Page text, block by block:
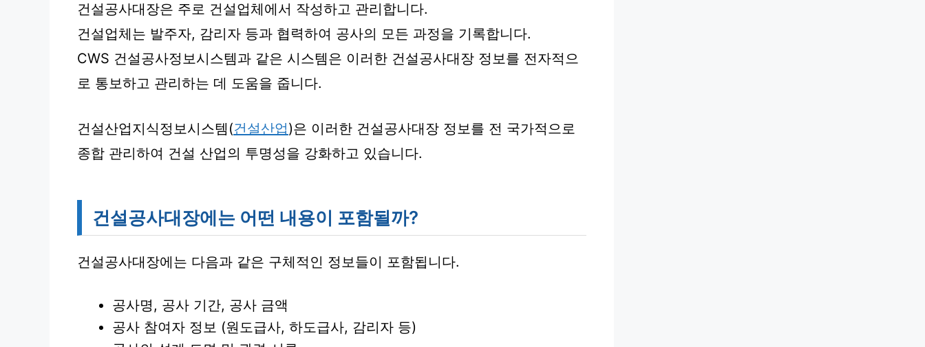
건설공사대장은 주로 건설업체에서 작성하고 관리합니다.
건설업체는 발주자, 감리자 등과 협력하여 공사의 모든 과정을 기록합니다.
CWS 건설공사정보시스템과 같은 시스템은 이러한 건설공사대장 정보를 전자적으
로 통보하고 관리하는 데 도움을 줍니다.
건설산업지식정보시스템(건설산업)은 이러한 건설공사대장 정보를 전 국가적으로
종합 관리하여 건설 산업의 투명성을 강화하고 있습니다.
건설공사대장에는 어떤 내용이 포함될까?
건설공사대장에는 다음과 같은 구체적인 정보들이 포함됩니다.
공사명, 공사 기간, 공사 금액
공사 참여자 정보 (원도급사, 하도급사, 감리자 등)